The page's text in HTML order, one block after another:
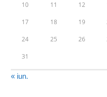
10 11 12
17 18 19
24 25 26
31
« iun.